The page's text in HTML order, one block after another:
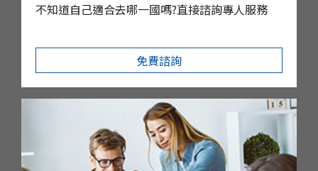
不知道自己適合去哪一國嗎?直接諮詢專人服務
免費諮詢